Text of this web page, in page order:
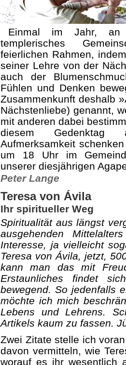
Einmal im Jahr, an
templerisches
feierlichen Rahmen,
seiner Lehre von der
auch der
Fühlen und Denken
Zusammenkunft deshalb
Nächstenliebe) genannt,
mit anderen dabei
diesem Gedenktag
Aufmerksamkeit
um 18 Uhr im
unserer diesjährigen
Peter Lange
Teresa von Ávila
Ihr spiritueller Weg
Spiritualität aus längst
ausgehenden
Interesse, ja vielleicht
Teresa von Ávila, jetzt,
kann man das mit
Erstaunliches findet
bewegend. So jedenfalls
möchte ich mich
Lebens und Lehrens.
Artikels kaum zu fassen.
Zwei Zitate stelle ich
davon vermitteln, wie
worauf es ihr wesentlich